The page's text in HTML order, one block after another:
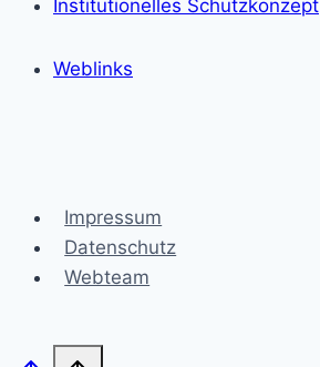
Institutionelles Schutzkonzept
Weblinks
Impressum
Datenschutz
Webteam